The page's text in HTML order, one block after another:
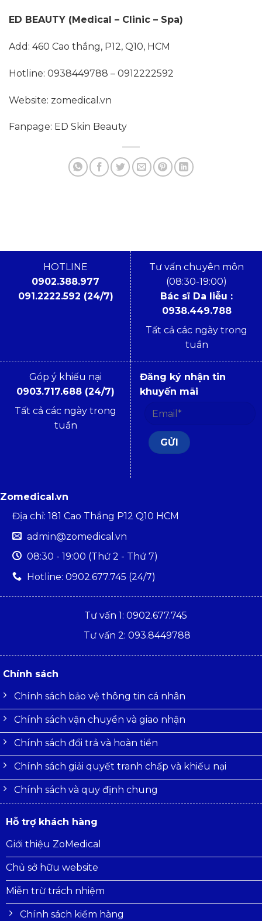
ED BEAUTY (Medical – Clinic – Spa)
Add: 460 Cao thắng, P12, Q10, HCM
Hotline: 0938449788 – 0912222592
Website: zomedical.vn
Fanpage: ED Skin Beauty
HOTLINE
0902.388.977
091.2222.592 (24/7)
Tư vấn chuyên môn
(08:30-19:00)
Bác sĩ Da liễu :
0938.449.788
Tất cả các ngày trong
tuần
Góp ý khiếu nại
0903.717.688 (24/7)
Tất cả các ngày trong
tuần
Đăng ký nhận tin
khuyến mãi
Zomedical.vn
Địa chỉ: 181 Cao Thắng P12 Q10 HCM
admin@zomedical.vn
08:30 - 19:00 (Thứ 2 - Thứ 7)
Hotline: 0902.677.745 (24/7)
Tư vấn 1: 0902.677.745
Tư vấn 2: 093.8449788
Chính sách
Chính sách bảo vệ thông tin cá nhân
Chính sách vận chuyển và giao nhận
Chính sách đổi trả và hoàn tiền
Chính sách giải quyết tranh chấp và khiếu nại
Chính sách và quy định chung
Hỗ trợ khách hàng
Giới thiệu ZoMedical
Chủ sở hữu website
Miễn trừ trách nhiệm
Chính sách kiểm hàng